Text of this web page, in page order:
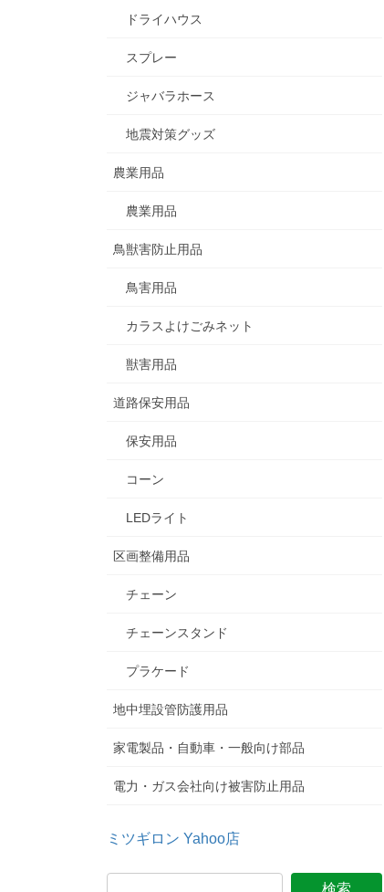
ドライハウス
スプレー
ジャバラホース
地震対策グッズ
農業用品
農業用品
鳥獣害防止用品
鳥害用品
カラスよけごみネット
獣害用品
道路保安用品
保安用品
コーン
LEDライト
区画整備用品
チェーン
チェーンスタンド
プラケード
地中埋設管防護用品
家電製品・自動車・一般向け部品
電力・ガス会社向け被害防止用品
ミツギロン Yahoo店